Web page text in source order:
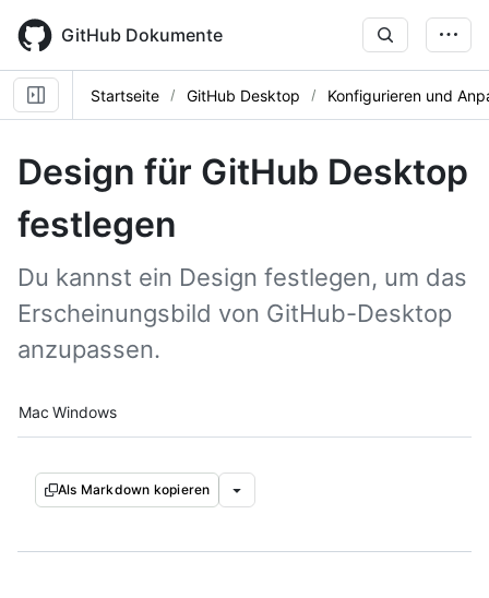
main
content
GitHub Dokumente
Startseite GitHub Desktop Konfigurieren und
Design für GitHub Desktop
festlegen
Du kannst ein Design festlegen, um das
Erscheinungsbild von GitHub-Desktop
anzupassen.
Platform navigation
Mac Windows
Als Markdown kopieren